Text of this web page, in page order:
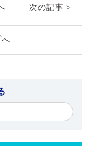
次の記事 >
へ